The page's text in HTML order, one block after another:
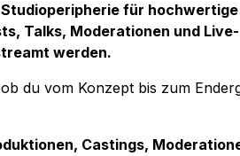
für
Talks, Moderationen und
werden.
du vom Konzept bis zum
Castings,